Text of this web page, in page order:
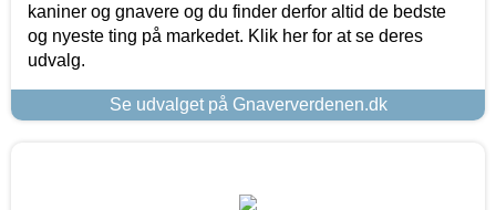
kaniner og gnavere og du finder derfor altid de bedste
og nyeste ting på markedet. Klik her for at se deres
udvalg.
Se udvalget på Gnaververdenen.dk